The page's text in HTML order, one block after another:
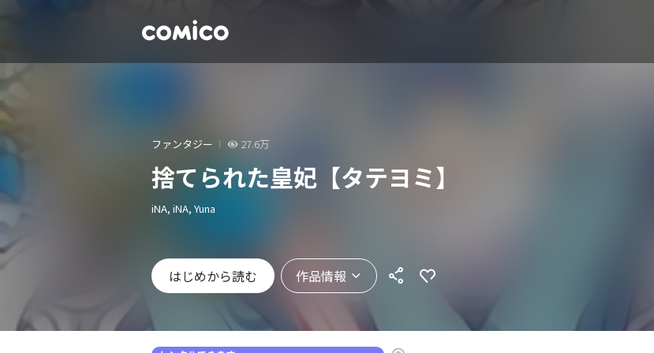
ファンタジー 27.6万
捨てられた皇妃【タテヨミ】
iNA, iNA, Yuna
はじめから読む 作品情報